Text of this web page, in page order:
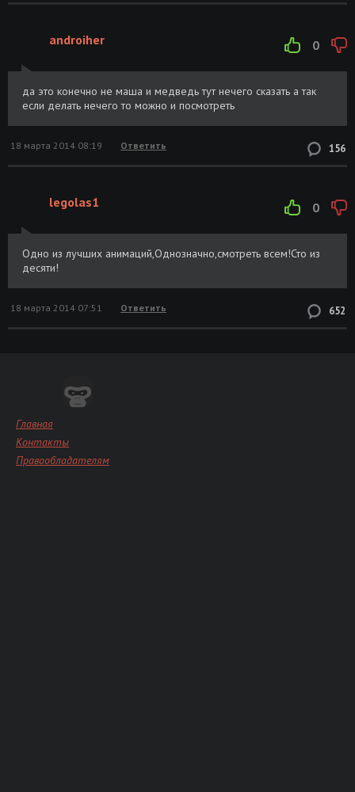
0
androiher
да это конечно не маша и медведь тут нечего сказать а так
если делать нечего то можно и посмотреть
156
18 марта 2014 08:19 Ответить
0
legolas1
Одно из лучших анимаций,Однозначно,смотреть всем!Сто из
десяти!
652
18 марта 2014 07:51 Ответить
Главная
Контакты
Правообладателям